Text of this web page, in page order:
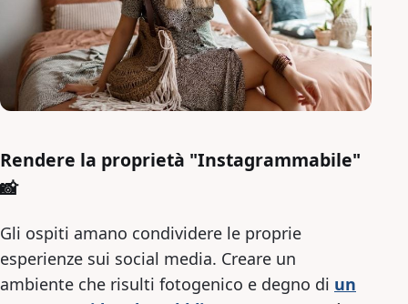
Rendere la proprietà "Instagrammabile"
📸
Gli ospiti amano condividere le proprie
esperienze sui social media. Creare un
ambiente che risulti fotogenico e degno di un